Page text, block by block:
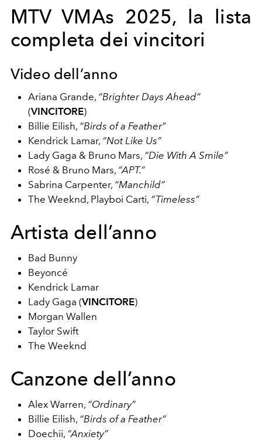
MTV VMAs 2025, la lista
completa dei vincitori
Video dell’anno
Ariana Grande, “Brighter Days Ahead”
(VINCITORE)
Billie Eilish, “Birds of a Feather”
Kendrick Lamar, “Not Like Us”
Lady Gaga & Bruno Mars, “Die With A Smile”
Rosé & Bruno Mars, “APT.”
Sabrina Carpenter, “Manchild”
The Weeknd, Playboi Carti, “Timeless”
Artista dell’anno
Bad Bunny
Beyoncé
Kendrick Lamar
Lady Gaga (VINCITORE)
Morgan Wallen
Taylor Swift
The Weeknd
Canzone dell’anno
Alex Warren, “Ordinary”
Billie Eilish, “Birds of a Feather”
Doechii, “Anxiety”